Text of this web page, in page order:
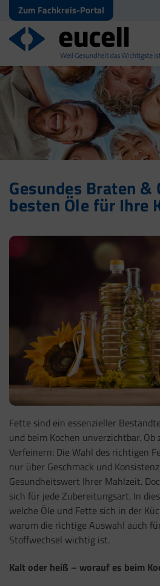
Zum Fachkreis-Portal
Gesundes Braten &
besten Öle für Ihre
Fette sind ein essenzieller
und beim Kochen unverzichtbar.
Verfeinern: Die Wahl des richtigen
nur über Geschmack und
Gesundheitswert Ihrer Mahlzeit.
sich für jede Zubereitungsart. In
welche Öle und Fette sich in der
warum die richtige Auswahl auch
Stoffwechsel wichtig ist.
Kalt oder heiß – worauf es beim